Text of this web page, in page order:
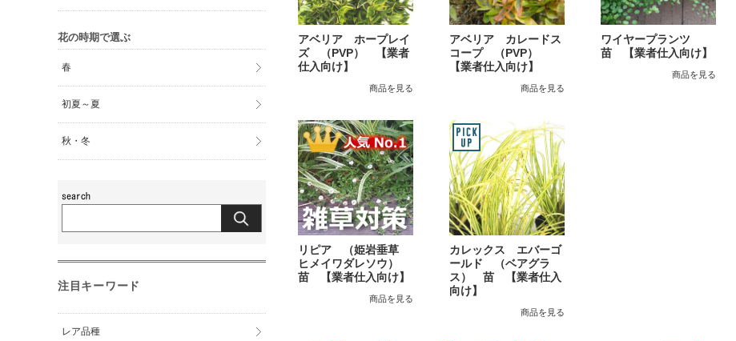
アベリア ホープレイ
ズ （PVP） 【業者
仕入向け】
商品を見る
アベリア カレードス
コープ （PVP）
【業者仕入向け】
商品を見る
ワイヤープランツ
苗 【業者仕入向け】
商品を見る
リピア （姫岩垂草
ヒメイワダレソウ）
苗 【業者仕入向け】
商品を見る
カレックス エバーゴ
ールド （ベアグラ
ス） 苗 【業者仕入
向け】
商品を見る
花の時期で選ぶ
春
初夏～夏
秋・冬
注目キーワード
レア品種